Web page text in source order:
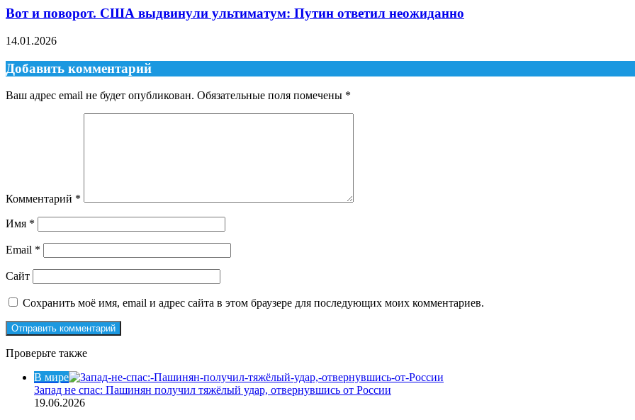
Вот и поворот. США выдвинули ультиматум: Путин ответил неожиданно
14.01.2026
Добавить комментарий
Ваш адрес email не будет опубликован. Обязательные поля помечены *
Комментарий *
Имя *
Email *
Сайт
Сохранить моё имя, email и адрес сайта в этом браузере для последующих моих комментариев.
Проверьте также
В мире
Запад не спас: Пашинян получил тяжёлый удар, отвернувшись от России
19.06.2026